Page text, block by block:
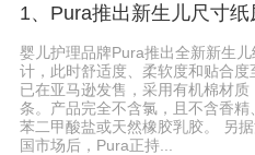
1、Pura推出新生儿尺寸纸
婴儿护理品牌Pura推出全新新生
计，此时舒适度、柔软度和贴合
已在亚马逊发售，采用有机棉材
条。产品完全不含氯，且不含香
苯二甲酸盐或天然橡胶乳胶。 另
国市场后，Pura正持...